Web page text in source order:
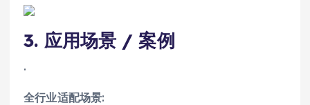
3. 应用场景 / 案例
·
全行业适配场景: